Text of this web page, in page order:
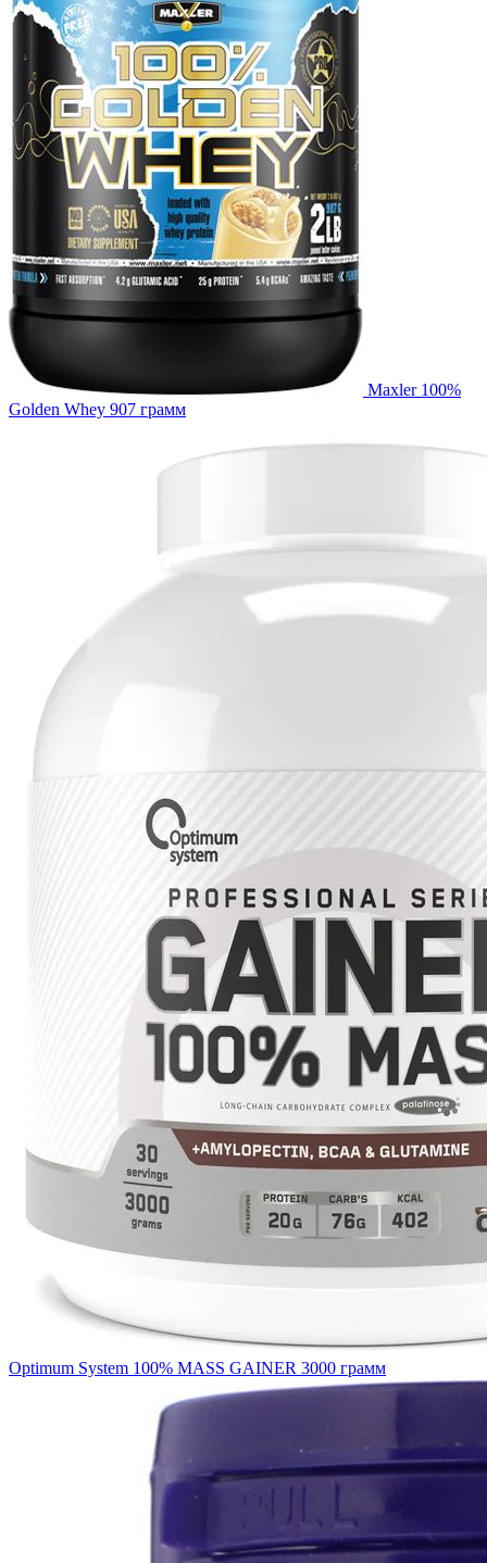
Maxler 100%
Golden Whey 907 грамм
Optimum System 100% MASS GAINER 3000 грамм